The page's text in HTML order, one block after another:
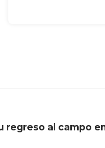
regreso al campo